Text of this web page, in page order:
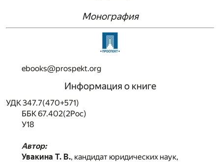
Монография
ebooks@prospekt.org
Информация о книге
УДК 347.7(470+571)
ББК 67.402(2Рос)
У18
Автор:
Увакина Т. В., кандидат юридических наук,